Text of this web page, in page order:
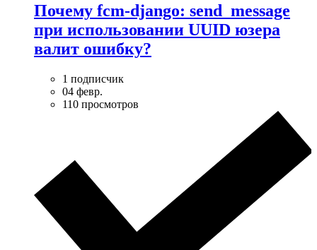
Почему fcm-django: send_message
при использовании UUID юзера
валит ошибку?
1 подписчик
04 февр.
110 просмотров